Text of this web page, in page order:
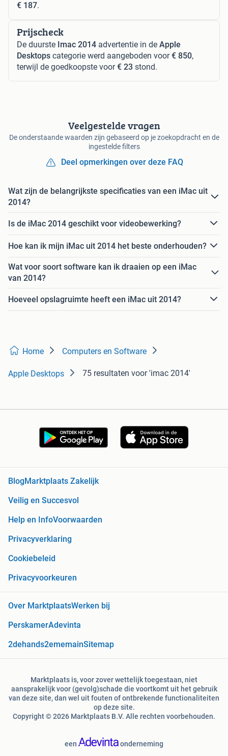
€ 187.
Prijscheck
De duurste Imac 2014 advertentie in de Apple
Desktops categorie werd aangeboden voor€ 850,
terwijl de goedkoopste voor€ 23 stond.
Veelgestelde vragen
De onderstaande waarden zijn gebaseerd op je zoekopdracht en de
ingestelde filters
Deel opmerkingen over deze FAQ
Wat zijn de belangrijkste specificaties van een iMac uit
2014?
Is de iMac 2014 geschikt voor videobewerking?
Hoe kan ik mijn iMac uit 2014 het beste onderhouden?
Wat voor soort software kan ik draaien op een iMac
van 2014?
Hoeveel opslagruimte heeft een iMac uit 2014?
Home Computers en Software
Apple Desktops 75 resultaten voor 'imac 2014'
Blog Marktplaats Zakelijk
Veilig en Succesvol
Help en InfoVoorwaarden
Privacyverklaring
Cookiebeleid
Privacyvoorkeuren
Over MarktplaatsWerken bij
PerskamerAdevinta
2dehands2ememainSitemap
Marktplaats is, voor zover wettelijk toegestaan, niet
aansprakelijk voor (gevolg)schade die voortkomt uit het gebruik
van deze site, dan wel uit fouten of ontbrekende functionaliteiten
op deze site.
Copyright © 2026 Marktplaats B.V. Alle rechten voorbehouden.
een onderneming